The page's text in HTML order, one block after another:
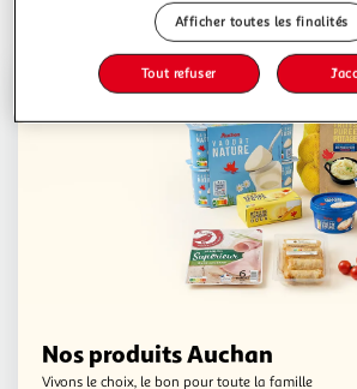
Nos produits Auchan
Vivons le choix, le bon pour toute la famille
Afficher toutes les finalités
Tout refuser